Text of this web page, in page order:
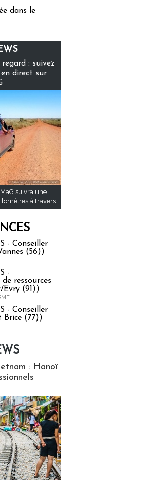
dans le
: suivez
direct sur
suivra une
à travers...
- Conseiller
(56))
-
ressources
Evry (91))
- Conseiller
Brice (77))
: Hanoï